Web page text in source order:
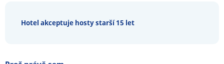
Hotel akceptuje hosty starší 15 let